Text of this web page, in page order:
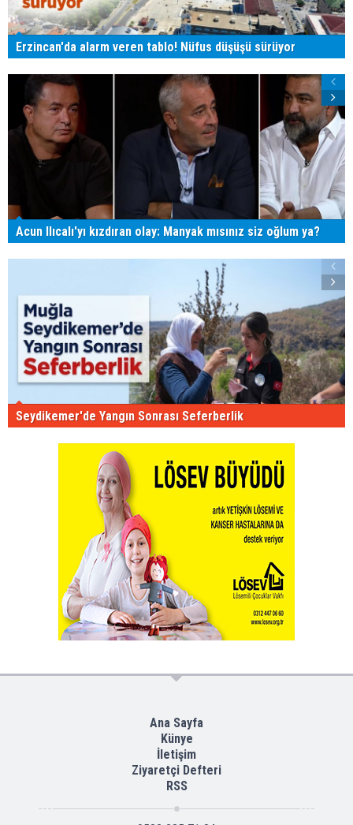
Erzincan'da alarm veren tablo! Nüfus düşüşü sürüyor
Acun Ilıcalı'yı kızdıran olay: Manyak mısınız siz oğlum ya?
Seydikemer'de Yangın Sonrası Seferberlik
Ana Sayfa
Künye
İletişim
Ziyaretçi Defteri
RSS